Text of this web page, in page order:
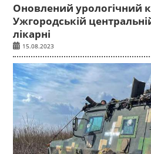
Оновлений урологічний
Ужгородській
лікарні
15.08.2023